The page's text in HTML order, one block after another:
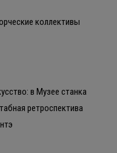
коллективы
в Музее станка
ретроспектива